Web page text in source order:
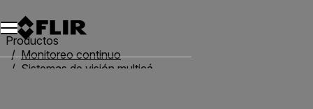
Productos
Monitoreo continuo
Sistemas de visión multicámara